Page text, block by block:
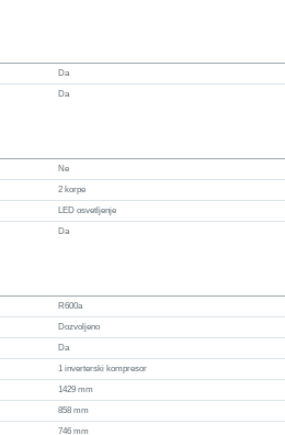
Da
Da
Ne
2 korpe
LED osvetljenje
Da
R600a
Dozvoljeno
Da
1 inverterski kompresor
1429 mm
858 mm
746 mm